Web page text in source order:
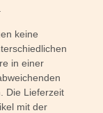
keine
in einer
Die Lieferzeit
mit der